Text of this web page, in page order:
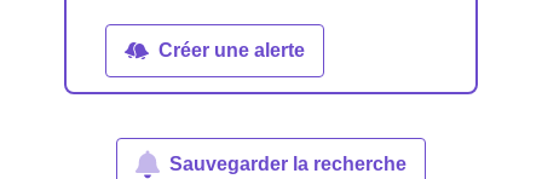
Créer une alerte
Sauvegarder la recherche